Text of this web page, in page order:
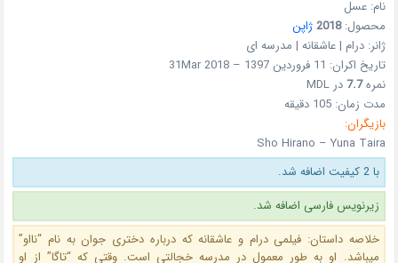
نام: عسل
محصول:2018 ژاپن
ژانر: درام | عاشقانه | مدرسه ای
تاریخ اکران: 11 فروردین 1397 – 31Mar 2018
نمره7.7در MDL
مدت زمان: 105 دقیقه
بازیگران:
Sho Hirano – Yuna Taira
با 2 کیفیت اضافه شد.
زیرنویس فارسی اضافه شد.
خلاصه داستان: فیلمی درام و عاشقانه که درباره دختری جوان به نام “نااو”
میباشد. او به طور معمول در مدرسه خجالتی است. وقتی که “تاگا” از او